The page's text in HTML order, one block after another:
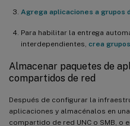
Agrega aplicaciones a grupos
Para habilitar la entrega
interdependientes, crea
Almacenar paquetes de
compartidos de red
Después de configurar la
aplicaciones y almacénalos en
compartido de red UNC o SMB, o